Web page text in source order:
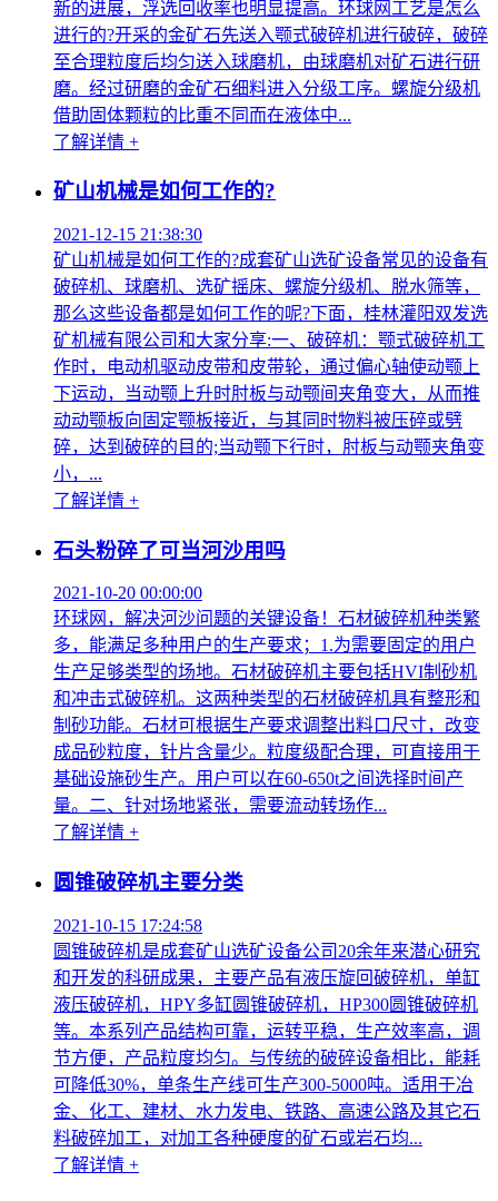
新的进展，浮选回收率也明显提高。环球网工艺是怎么
进行的?开采的金矿石先送入颚式破碎机进行破碎，破碎
至合理粒度后均匀送入球磨机，由球磨机对矿石进行研
磨。经过研磨的金矿石细料进入分级工序。螺旋分级机
借助固体颗粒的比重不同而在液体中...
了解详情 +
矿山机械是如何工作的?
2021-12-15 21:38:30
矿山机械是如何工作的?成套矿山选矿设备常见的设备有
破碎机、球磨机、选矿摇床、螺旋分级机、脱水筛等，
那么这些设备都是如何工作的呢?下面，桂林灌阳双发选
矿机械有限公司和大家分享:一、破碎机：颚式破碎机工
作时，电动机驱动皮带和皮带轮，通过偏心轴使动颚上
下运动，当动颚上升时肘板与动颚间夹角变大，从而推
动动颚板向固定颚板接近，与其同时物料被压碎或劈
碎，达到破碎的目的;当动颚下行时，肘板与动颚夹角变
小，...
了解详情 +
石头粉碎了可当河沙用吗
2021-10-20 00:00:00
环球网，解决河沙问题的关键设备！石材破碎机种类繁
多，能满足多种用户的生产要求；1.为需要固定的用户
生产足够类型的场地。石材破碎机主要包括HVI制砂机
和冲击式破碎机。这两种类型的石材破碎机具有整形和
制砂功能。石材可根据生产要求调整出料口尺寸，改变
成品砂粒度，针片含量少。粒度级配合理，可直接用于
基础设施砂生产。用户可以在60-650t之间选择时间产
量。二、针对场地紧张，需要流动转场作...
了解详情 +
圆锥破碎机主要分类
2021-10-15 17:24:58
圆锥破碎机是成套矿山选矿设备公司20余年来潜心研究
和开发的科研成果，主要产品有液压旋回破碎机，单缸
液压破碎机，HPY多缸圆锥破碎机，HP300圆锥破碎机
等。本系列产品结构可靠，运转平稳，生产效率高，调
节方便，产品粒度均匀。与传统的破碎设备相比，能耗
可降低30%，单条生产线可生产300-5000吨。适用于冶
金、化工、建材、水力发电、铁路、高速公路及其它石
料破碎加工，对加工各种硬度的矿石或岩石均...
了解详情 +